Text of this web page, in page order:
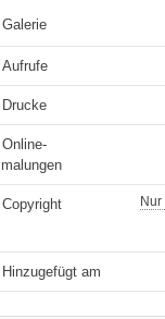
Galerie
Aufrufe
Drucke
Online-
Copyright
Hinzugefügt am